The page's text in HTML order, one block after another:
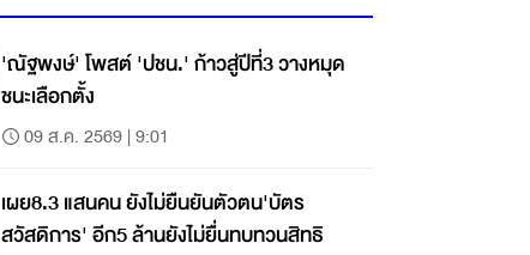
'ณัฐพงษ์' โพสต์ 'ปชน.' ก้าวสู่ปีที่3 วางหมุด
ชนะเลือกตั้ง
09 ส.ค. 2569 | 9:01
เผย8.3 แสนคน ยังไม่ยืนยันตัวตน'บัตร
สวัสดิการ' อีก5 ล้านยังไม่ยื่นทบทวนสิทธิ